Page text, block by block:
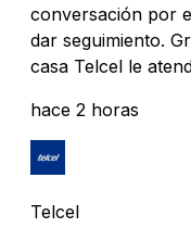
conversación por
dar seguimiento.
casa Telcel le
hace 2 horas
Telcel